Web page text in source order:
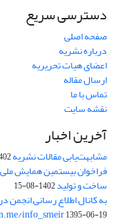
دسترسی سریع
صفحه اصلی
درباره نشریه
اعضای هیات تحریریه
ارسال مقاله
تماس با ما
نقشه سایت
آخرین اخبار
مشابهت‌یابی مقالات نشریه11-01
فراخوان بیستمین همایش
ساخت و تولید1402-08-15
به کانال اطلاع رسانی انجمن
info_smeir1395-06-19